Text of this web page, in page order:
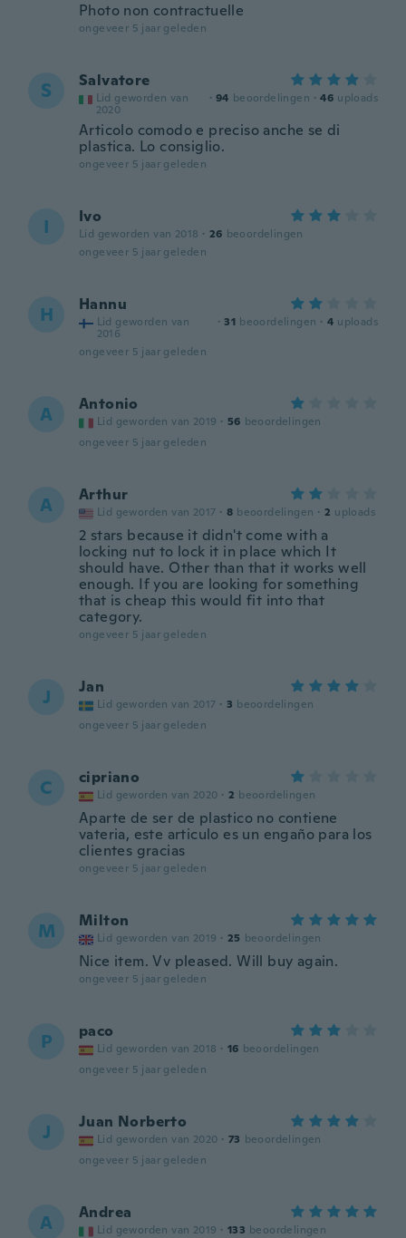
Photo non contractuelle
ongeveer 5 jaar geleden
S Salvatore
Lid geworden van
2020
· 94 beoordelingen · 46 uploads
Articolo comodo e preciso anche se di
plastica. Lo consiglio.
ongeveer 5 jaar geleden
I Ivo
Lid geworden van 2018 · 26 beoordelingen
ongeveer 5 jaar geleden
H Hannu
Lid geworden van
2016
· 31 beoordelingen · 4 uploads
ongeveer 5 jaar geleden
A Antonio
Lid geworden van 2019 · 56 beoordelingen
ongeveer 5 jaar geleden
A Arthur
Lid geworden van 2017 · 8 beoordelingen · 2 uploads
2 stars because it didn't come with a
locking nut to lock it in place which It
should have. Other than that it works well
enough. If you are looking for something
that is cheap this would fit into that
category.
ongeveer 5 jaar geleden
J Jan
Lid geworden van 2017 · 3 beoordelingen
ongeveer 5 jaar geleden
C cipriano
Lid geworden van 2020 · 2 beoordelingen
Aparte de ser de plastico no contiene
vateria, este articulo es un engaño para los
clientes gracias
ongeveer 5 jaar geleden
M Milton
Lid geworden van 2019 · 25 beoordelingen
Nice item. Vv pleased. Will buy again.
ongeveer 5 jaar geleden
P paco
Lid geworden van 2018 · 16 beoordelingen
ongeveer 5 jaar geleden
J Juan Norberto
Lid geworden van 2020 · 73 beoordelingen
ongeveer 5 jaar geleden
A Andrea
Lid geworden van 2019 · 133 beoordelingen